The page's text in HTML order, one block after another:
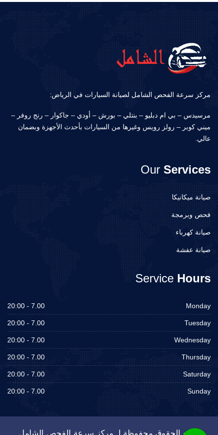
مركز سرعة الفحص الشامل لصيانة السيارات في الرياض:
مرسيدس – بي ام دبليو – بنتلي – بورش – أودي – جاكوار – رنج روفر –
ميني كوبر – رولز رويس وغيرها من السيارات بأحدث الأجهزة وبضمان
عالي.
Our Services
صيانة ميكانيكا
فحص وبرمجة
صيانة كهرباء
صيانة عفشة
Service Hours
Monday
7.00 - 20:00
Tuesday
7.00 - 20:00
Wednesday
7.00 - 20:00
Thursday
7.00 - 20:00
Saturday
7.00 - 20:00
Sunday
7.00 - 20:00